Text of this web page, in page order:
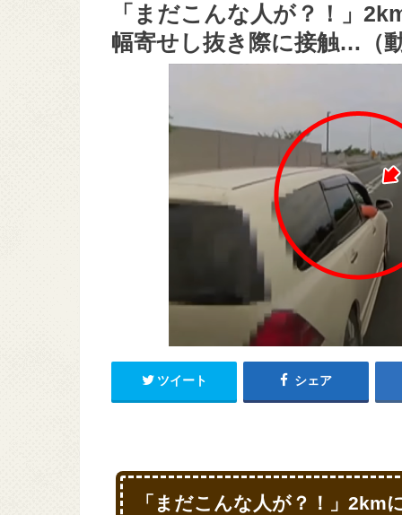
「まだこんな人が？！」
幅寄せし抜き際に接触…（
ツイート シェア
「まだこんな人が？！」2km